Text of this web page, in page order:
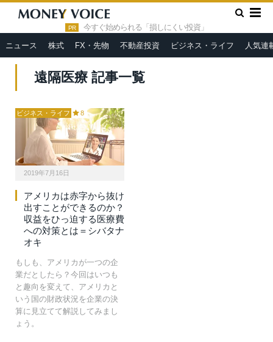
PR 今すぐ始められる「損しにくい投資」
ニュース 株式 FX・先物 不動産投資 ビジネス・ライフ 人気連
HOME » 遠隔医療
遠隔医療 記事一覧
ビジネス・ライフ 8
2019年7月16日
アメリカは赤字から抜け
出すことができるのか？
収益をひっ迫する医療費
への対策とは＝シバタナ
オキ
もしも、アメリカが一つの企
業だとしたら？今回はいつも
と趣向を変えて、アメリカと
いう国の財政状況を企業の決
算に見立てて解説してみまし
ょう。